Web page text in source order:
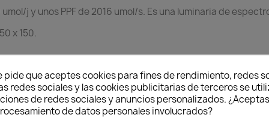
j y unos PPF de 2016 umol/s. Es una luminaria de
x 150.
son de 109 x 106 cm
utilizar en todas las etapas de las plantas.
pide que aceptes cookies para fines de rendimiento, redes
redes sociales y las cookies publicitarias de terceros se
de redes sociales y anuncios personalizados.
de datos personales involucrados?